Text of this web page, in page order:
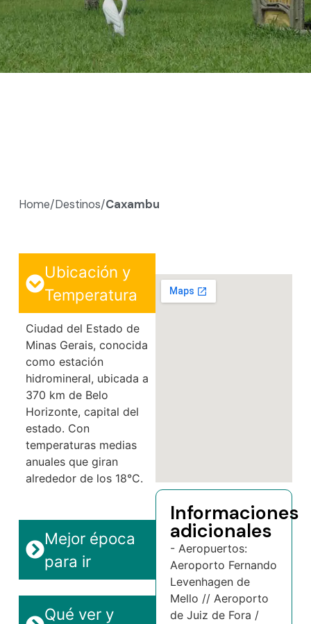
Home/Destinos/Caxambu
Ubicación y
Temperatura
Ciudad del Estado de
Minas Gerais, conocida
como estación
hidromineral, ubicada a
370 km de Belo
Horizonte, capital del
estado. Con
temperaturas medias
anuales que giran
alrededor de los 18°C.
Mejor época
para ir
Qué ver y
Informaciones
adicionales
- Aeropuertos:
Aeroporto Fernando
Levenhagen de
Mello // Aeroporto
de Juiz de Fora /